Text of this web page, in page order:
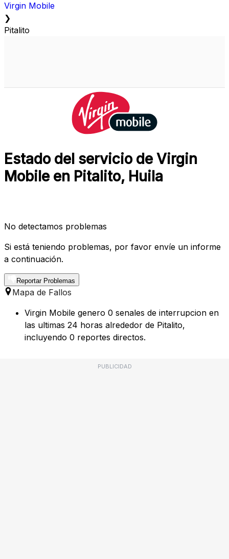
Virgin Mobile
❯
Pitalito
Estado del servicio de Virgin
Mobile en Pitalito, Huila
No detectamos problemas
Si está teniendo problemas, por favor envíe un informe
a continuación.
Reportar Problemas
Mapa de Fallos
Virgin Mobile genero 0 senales de interrupcion en
las ultimas 24 horas alrededor de Pitalito,
incluyendo 0 reportes directos.
PUBLICIDAD